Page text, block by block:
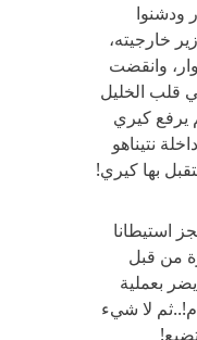
ودشنوا
خارجيته،
وانقضت
قلب الخليل
كيري
نتيناهو
بها كيري!
استيطانا
من قبل
بعملية
لا شيء